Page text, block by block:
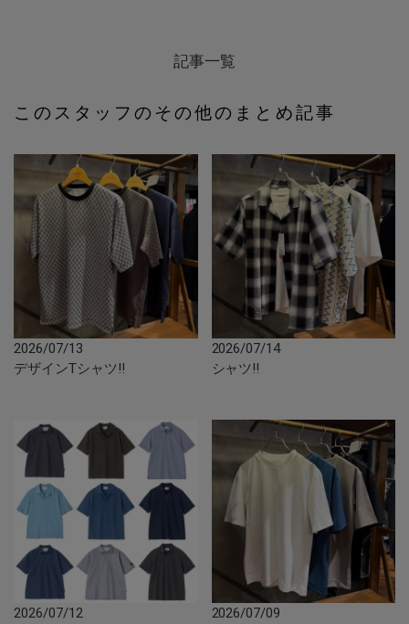
記事一覧
このスタッフのその他のまとめ記事
2026/07/13
デザインTシャツ‼︎
2026/07/14
シャツ‼︎
2026/07/12
2026/07/09